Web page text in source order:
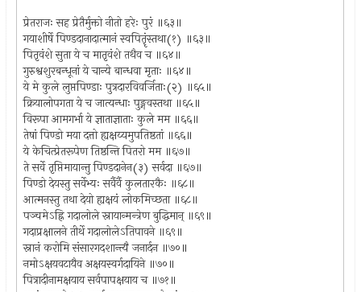
प्रेतराजः सह प्रेतैर्मुक्तो नीतो हरेः पुरं ॥६३॥
गयाशीर्षे पिण्डदानादात्मानं स्वपितॄंस्तथा(१) ॥६३॥
पितृवंशे सुता ये च मातृवंशे तथैव च ॥६४॥
गुरुश्वशुरबन्धूनां ये चान्ये बान्धवा मृताः ॥६४॥
ये मे कुले लुप्तपिण्डाः पुत्रदारविवर्जिताः(२) ॥६५॥
क्रियालोपगता ये च जात्यन्धाः पुङ्गवस्तथा ॥६५॥
विरूपा आमगर्भा ये ज्ञाताज्ञाताः कुले मम ॥६६॥
तेषां पिण्डो मया दत्तो ह्यक्षय्यमुपतिष्ठतां ॥६६॥
ये केचित्प्रेतरूपेण तिष्ठन्ति पितरो मम ॥६७॥
ते सर्वे तृप्तिमायान्तु पिण्डदानेन(३) सर्वदा ॥६७॥
पिण्डो देयस्तु सर्वेभ्यः सर्वैर्वै कुलतारकैः ॥६८॥
आत्मनस्तु तथा देयो ह्यक्षयं लोकमिच्छता ॥६८॥
पञ्चमेऽह्नि गदालोले स्नायान्मन्त्रेण बुद्धिमान् ॥६९॥
गदाप्रक्षालने तीर्थे गदालोलेऽतिपावने ॥६९॥
स्नानं करोमि संसारगदशान्त्यै जनार्दन ॥७०॥
नमोऽक्षयवटायैव अक्षयस्वर्गदायिने ॥७०॥
पित्रादीनामक्षयाय सर्वपापक्षयाय च ॥७१॥